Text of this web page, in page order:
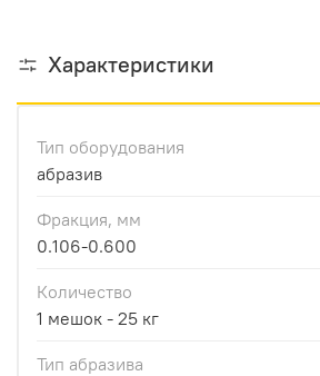
Характеристики
Тип оборудования
абразив
Фракция, мм
0.106-0.600
Количество
1 мешок - 25 кг
Тип абразива